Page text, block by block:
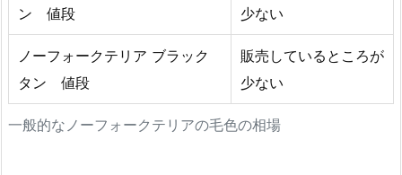
一般的なノーフォークテリアの毛色の相場
ン 値段
少ない
ノーフォークテリア ブラック
タン 値段
販売しているところが
少ない